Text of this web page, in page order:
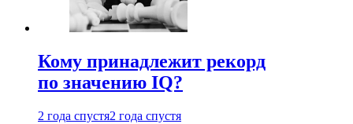
Кому принадлежит рекорд
по значению IQ?
2 года спустя2 года спустя